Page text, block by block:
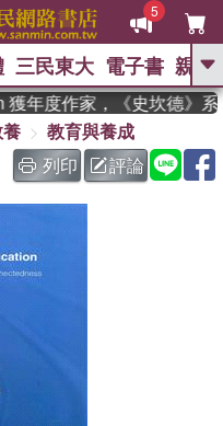
5
GO
野圭吾 、 The Odyssey
、 如果歷史是一群喵 、 暑期
國際布克獎 臺灣漫遊錄 、 方
台灣的李登輝時代
想
、
三民東大 電子書 親子
年度作家，《史坎德》系
教育與養成
列印
評論